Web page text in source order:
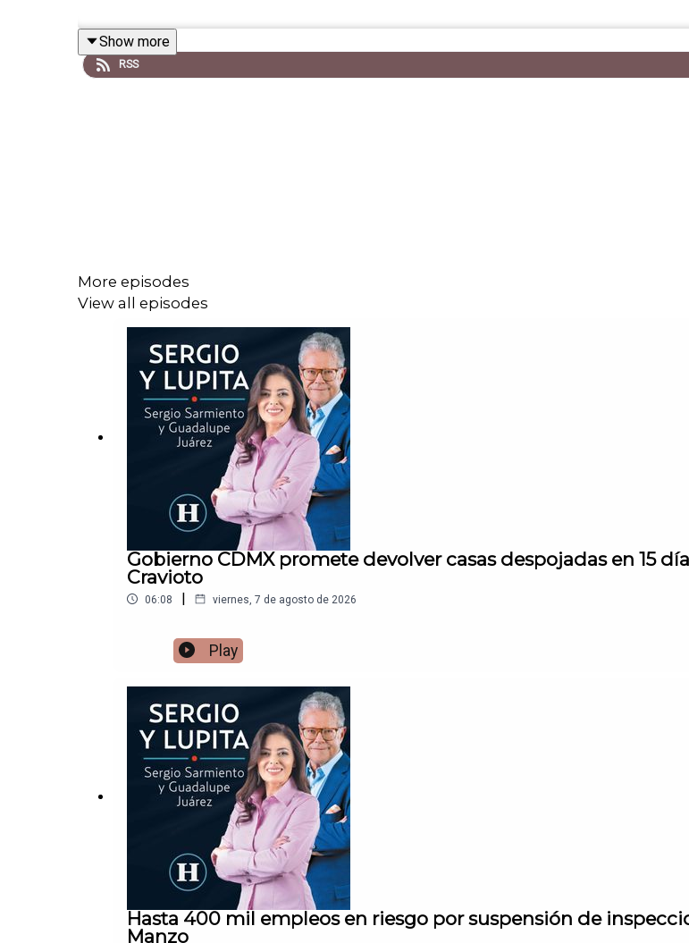
Show more
RSS
More episodes
View all episodes
Gobierno CDMX promete devolver casas despojadas en 15
Cravioto
06:08 | viernes, 7 de agosto de 2026
Play
Hasta 400 mil empleos en riesgo por suspensión de
Manzo